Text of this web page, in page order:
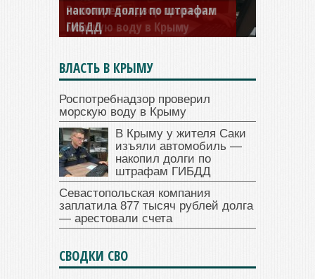
накопил долги по штрафам
ГИБДД
ВЛАСТЬ В КРЫМУ
Роспотребнадзор проверил
морскую воду в Крыму
В Крыму у жителя Саки
изъяли автомобиль —
накопил долги по
штрафам ГИБДД
Севастопольская компания
заплатила 877 тысяч рублей долга
— арестовали счета
СВОДКИ СВО